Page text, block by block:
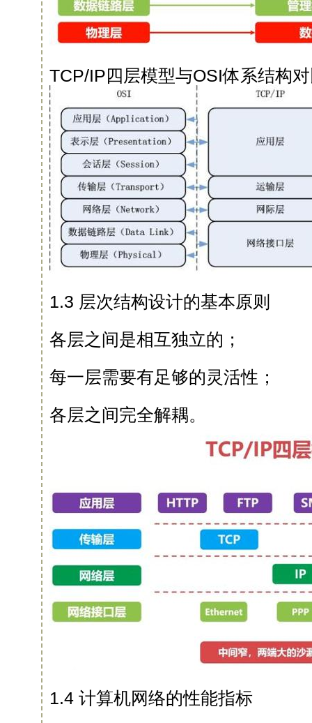
TCP/IP四层模型与OSI体系结构
1.3 层次结构设计的基本原则
各层之间是相互独立的；
每一层需要有足够的灵活性；
各层之间完全解耦。
1.4 计算机网络的性能指标